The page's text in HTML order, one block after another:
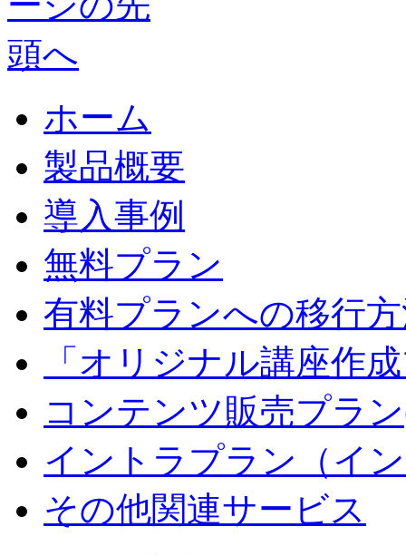
ホーム
製品概要
導入事例
無料プラン
有料プランへの移行
「オリジナル講座作
コンテンツ販売プラ
イントラプラン（イ
その他関連サービス